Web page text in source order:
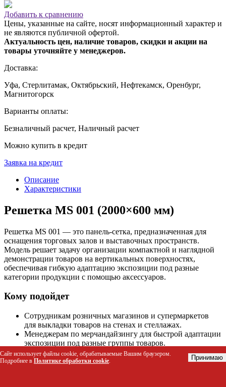
Добавить к сравнению
Цены, указанные на сайте, носят информационный характер и
не являются публичной офертой.
Актуальность цен, наличие товаров, скидки и акции на
товары уточняйте у менеджеров.
Доставка:
Уфа, Стерлитамак, Октябрьский, Нефтекамск, Оренбург,
Магнитогорск
Варианты оплаты:
Безналичный расчет, Наличный расчет
Можно купить в кредит
Заявка на кредит
Описание
Характеристики
Решетка MS 001 (2000×600 мм)
Решетка MS 001 — это панель-сетка, предназначенная для
оснащения торговых залов и выставочных пространств.
Модель решает задачу организации компактной и наглядной
демонстрации товаров на вертикальных поверхностях,
обеспечивая гибкую адаптацию экспозиции под разные
категории продукции с помощью аксессуаров.
Кому подойдет
Сотрудникам розничных магазинов и супермаркетов
для выкладки товаров на стенах и стеллажах.
Менеджерам по мерчандайзингу для быстрой адаптации
экспозиции под разные группы товаров.
Специалистам по оформлению торговых залов для
создания акцентных зон продаж.
Сайт использует файлы cookie, обрабатываемые Вашим браузером.
Подробнее в Политике обработки cookie. Принимаю